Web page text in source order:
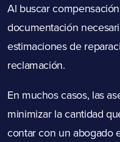
Al buscar
documentación
estimaciones de
reclamación.
En muchos casos, las
minimizar la cantidad
contar con un abogado